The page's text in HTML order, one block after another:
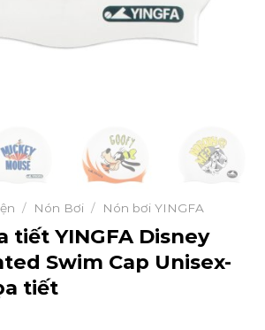
/ Nón Bơi / Nón bơi YINGFA
tiết YINGFA Disney
Swim Cap Unisex-
tiết